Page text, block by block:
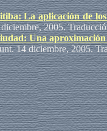
La aplicación de
2005.
Una aproximación
14 diciembre, 2005.